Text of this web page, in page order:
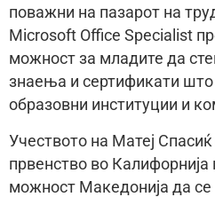
поважни на пазарот на
Microsoft Office Specialist
можност за младите да
знаења и сертификати што
образовни институции и
Учеството на Матеј
првенство во
можност Македонија да се